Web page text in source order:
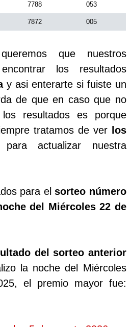
7788 053
7872 005
que nuestros
los resultados
y asi enterarte si fuiste un
de que en caso que no
los resultados es porque
tratamos de ver
los
actualizar nuestra
para elsorteo número
del Miércoles 22 de
del sorteo anterior
la noche del Miércoles
el premio mayor fue: